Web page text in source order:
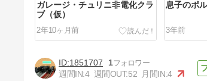
ガレージ・チュリニ非電化クラ
ブ（仮）
2年10ヶ月前
息子のポ
3年前
1851707
1
週間IN:4 週間OUT:52 月間IN:4